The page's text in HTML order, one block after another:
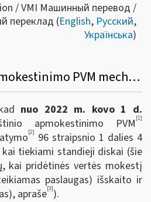
/ VMI Машинный перевод /
переклад (English, Русский,
Українська)
Dėl atvirkštinio apmokestinimo PVM mechanizmo taikymo standiesiems diskams
nuo 2022 m. kovo 1 d.
apmokestinimo PVM [1]
[2] 96 straipsnio 1 dalies 4
tiekiami standieji diskai (šie
kai pridėtinės vertės mokestį
paslaugas) išskaito ir
apraše[3]).